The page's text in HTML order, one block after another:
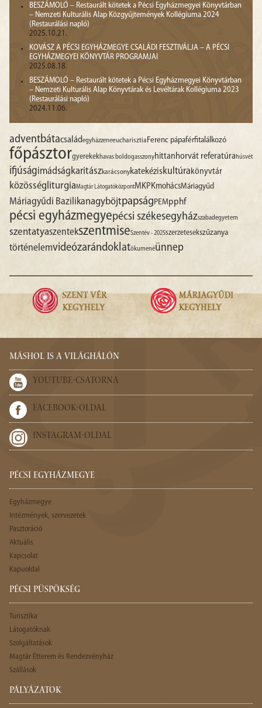
BESZÁMOLÓ – Restaurált kötetek a Pécsi Egyházmegyei Könyvtárban
– Nemzeti Kulturális Alap Közgyűjtemények Kollégiuma 2024
(Restaurálási napló)
2025.10.21.
KOVÁSZ A PÉCSI EGYHÁZMEGYE CSALÁDI FESZTIVÁLJA – A PÉCSI
EGYHÁZMEGYEI KÖNYVTÁR PROGRAMJAI
2025.08.18.
BESZÁMOLÓ – Restaurált kötetek a Pécsi Egyházmegyei Könyvtárban
– Nemzeti Kulturális Alap Könyvtárak és Levéltárak Kollégiuma 2023
(Restaurálási napló)
2024.11.06.
adventbátacsaládegyházzeneeucharisztia Ferenc pápaférfitalálkozó
főpásztorgyerekekhavas boldogasszonyhittanhorvát referatúrahúsvét
ifjúságimádságkaritászkarácsonykatekéziskultúra könyvtár
közösség liturgiaMagtár LátogatóközpontMKPKmohácsMáriagyűd
Máriagyűdi BazilikanagyböjtpapságPEMpphf
pécsi egyházmegyepécsi székesegyházszabadegyetem
szentatyaszentekszentmiseSzentév - 2025szerzetesekszűzanya
történelemvideózarándoklatökumenéünnep
MÁSHOL IS A VILÁGHÁLÓN
YOUTUBE-CSATORNA
FACEBOOK-OLDAL
INSTAGRAM-OLDAL
PÉCSI EGYHÁZMEGYE
Egyházmegye
Intézmények, szervezetek
Pasztoráció
Aktuális
Kapcsolat
Kapuoldal
PÉCSI PÜSPÖKSÉG
Turisztika
Látogatóknak
Szolgáltatások
Magtár Étterem és Rendezvényház
Szállások
PÁLYÁZATOK